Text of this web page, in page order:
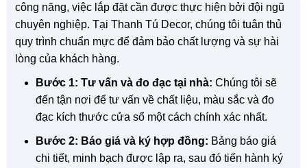
công năng, việc lắp đặt cần được thực hiện bởi đội ngũ
chuyên nghiệp. Tại Thanh Tú Decor, chúng tôi tuân thủ
quy trình chuẩn mực để đảm bảo chất lượng và sự hài
lòng của khách hàng.
Bước 1: Tư vấn và đo đạc tại nhà: Chúng tôi sẽ
đến tận nơi để tư vấn về chất liệu, màu sắc và đo
đạc kích thước cửa sổ một cách chính xác nhất.
Bước 2: Báo giá và ký hợp đồng: Bảng báo giá
chi tiết, minh bạch được lập ra, sau đó tiến hành ký